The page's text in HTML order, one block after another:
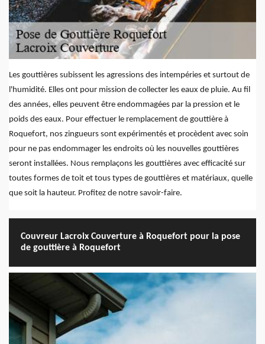
Les gouttières subissent les agressions des intempéries et surtout de
l'humidité. Elles ont pour mission de collecter les eaux de pluie. Au fil
des années, elles peuvent être endommagées par la pression et le
poids des eaux. Pour effectuer le remplacement de gouttière à
Roquefort, nos zingueurs sont expérimentés et procèdent avec soin
pour ne pas endommager les endroits où les nouvelles gouttières
seront installées. Nous remplaçons les gouttières avec efficacité sur
toutes formes de toit et tous types de gouttières et matériaux, quelle
que soit la hauteur. Profitez de notre savoir-faire.
Couvreur Lacroix Couverture à Roquefort pour la pose
de gouttière à Roquefort